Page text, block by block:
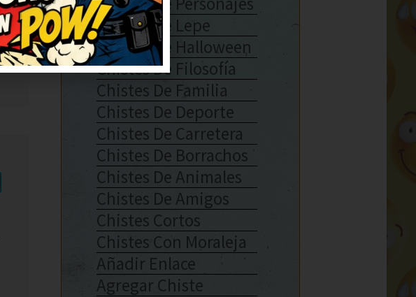
Chistes De Lepe
Chistes De Halloween
Chistes De Filosofía
Chistes De Familia
Chistes De Deporte
Chistes De Carretera
Chistes De Borrachos
Chistes De Animales
Chistes De Amigos
Chistes Cortos
Chistes Con Moraleja
Añadir Enlace
Agregar Chiste